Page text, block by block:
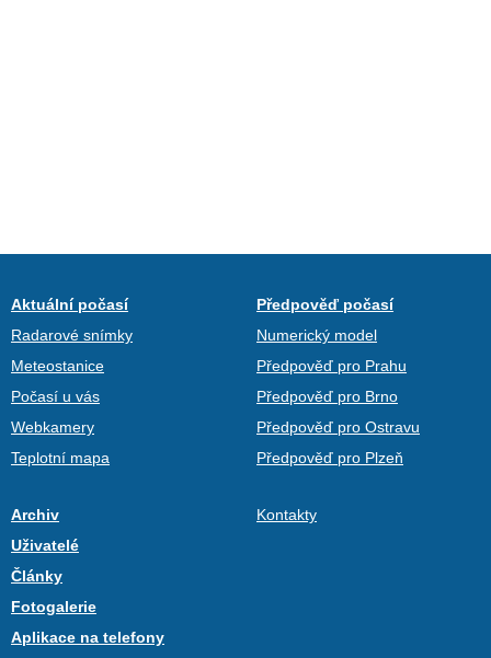
Aktuální počasí
Radarové snímky
Meteostanice
Počasí u vás
Webkamery
Teplotní mapa
Předpověď počasí
Numerický model
Předpověď pro Prahu
Předpověď pro Brno
Předpověď pro Ostravu
Předpověď pro Plzeň
Archiv
Uživatelé
Články
Fotogalerie
Aplikace na telefony
Kontakty